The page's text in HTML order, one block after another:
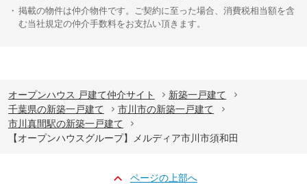
掲載の物件は仲介物件です。ご契約に至った場合、消費税相当額を含
む当社規定の仲介手数料をお支払い頂きます。
オープンハウス 戸建て仲介サイト
新築一戸建て
千葉県の新築一戸建て
市川市の新築一戸建て
市川真間駅の新築一戸建て
【オープンハウスグループ】メルディア市川市須和田
ページの上部へ